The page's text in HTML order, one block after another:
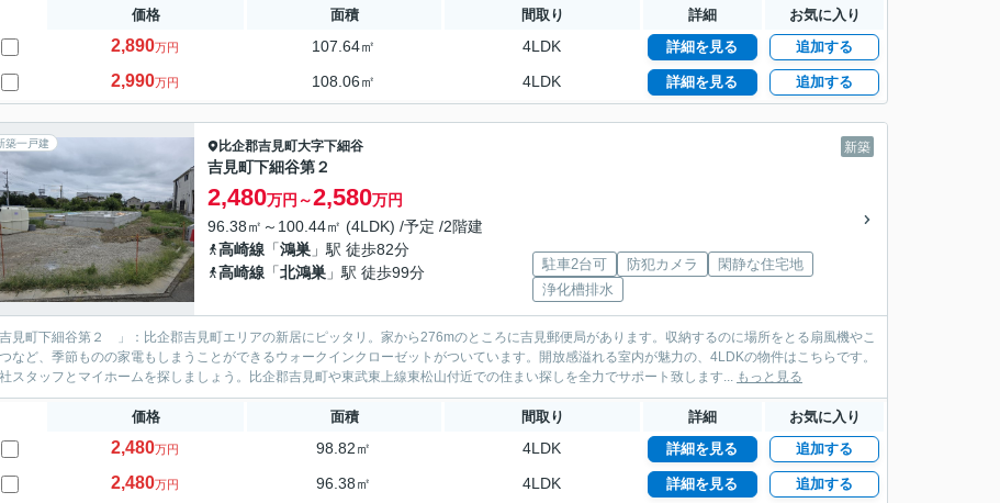
価格 面積 間取り 詳細 お気に入り
2,890万円 107.64㎡ 4LDK 詳細を見る 追加する
2,990万円 108.06㎡ 4LDK 詳細を見る 追加する
築一戸建 新築
比企郡吉見町大字下細谷
吉見町下細谷第２
2,480万円～2,580万円
96.38㎡～100.44㎡ (4LDK) /予定 /2階建
高崎線 「鴻巣 」駅 徒歩82分
高崎線 「北鴻巣 」駅 徒歩99分 駐車2台可 防犯カメラ
閑静な住宅地
浄化槽排水
吉見町下細谷第２ 」：比企郡吉見町エリアの新居にピッタリ。家から276mのところに吉見郵便局があります。収納するのに場所をとる扇風機やこ
など、季節ものの家電もしまうことができるウォークインクローゼットがついています。開放感溢れる室内が魅力の、4LDKの物件はこちらです。
スタッフとマイホームを探しましょう。比企郡吉見町や東武東上線東松山付近での住まい探しを全力でサポート致します... もっと見る
価格 面積 間取り 詳細 お気に入り
2,480万円 98.82㎡ 4LDK 詳細を見る 追加する
2,480万円 96.38㎡ 4LDK 詳細を見る 追加する